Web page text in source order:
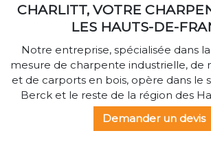
CHARLITT, VOTRE
LES HAUTS-DE-
Notre entreprise, spécialisée dans
mesure de charpente industrielle, de
et de carports en bois, opère dans le
Berck et le reste de la région des
Demander un devis